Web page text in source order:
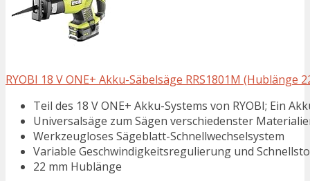
RYOBI 18 V ONE+ Akku-Säbelsäge RRS1801M (Hublänge
Teil des 18 V ONE+ Akku-Systems von RYOBI; Ein
Universalsäge zum Sägen verschiedenster
Werkzeugloses Sägeblatt-Schnellwechselsystem
Variable Geschwindigkeitsregulierung und
22 mm Hublänge